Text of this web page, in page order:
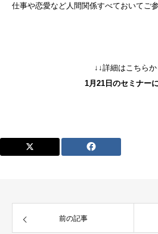
仕事や恋愛など人間関係すべておいてご
↓↓詳細はこちらか
1月21日のセミナー
前の記事